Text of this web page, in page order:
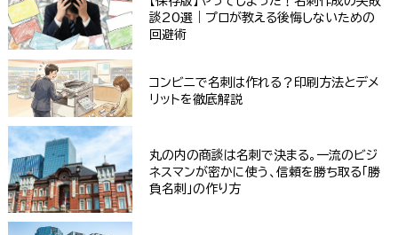
談20選｜プロが教える後悔しないための
回避術
コンビニで名刺は作れる？印刷方法とデメ
リットを徹底解説
丸の内の商談は名刺で決まる。一流のビジ
ネスマンが密かに使う、信頼を勝ち取る「勝
負名刺」の作り方